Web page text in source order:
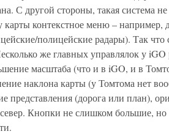
С другой стороны, такая система
карты контекстное меню – например,
полицейские радары). Так что
же главных управлялок у
масштаба (что и в iGO, и в
наклона карты (у Томтома нет
представления (дорога или план),
Кнопки не слишком большие,